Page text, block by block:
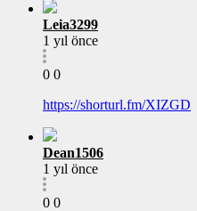
Leia3299
1 yıl önce
0 0
https://shorturl.fm/XIZGD
Dean1506
1 yıl önce
0 0